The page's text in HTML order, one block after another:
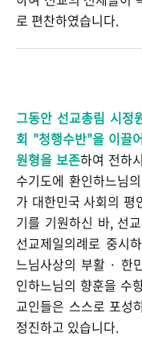
로 편찬하였습니다.
그동안 선교총림 시정
회 "청행수반"을 이끌
원형을 보존하여 전하
수기도에 환인하느님
가 대한민국 사회의 평
기를 기원하신 바, 선
선교제일의례로 중시
느님사상의 부활 · 한
인하느님의 향훈을 수
교인들은 스스로 포성
정진하고 있습니다.